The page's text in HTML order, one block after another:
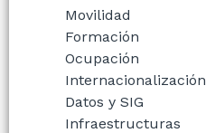
Movilidad
Formación
Ocupación
Internacionalización
Datos y SIG
Infraestructuras